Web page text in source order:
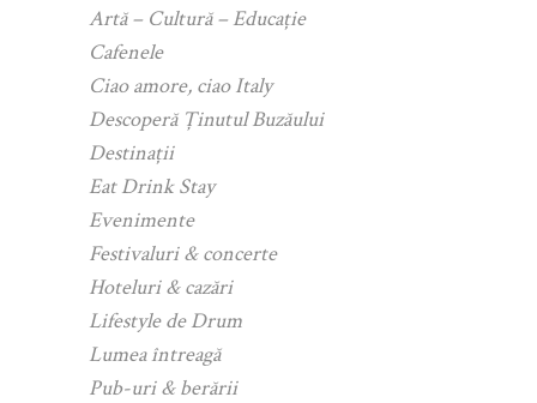
Artă – Cultură – Educație
Cafenele
Ciao amore, ciao Italy
Descoperă Ținutul Buzăului
Destinații
Eat Drink Stay
Evenimente
Festivaluri & concerte
Hoteluri & cazări
Lifestyle de Drum
Lumea întreagă
Pub-uri & berării